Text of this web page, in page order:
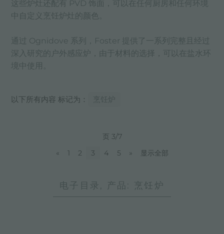
这些炉灶还配有 PVD 饰面，可以在任何厨房和任何环境
中自定义烹饪炉灶的颜色。
通过 Ognidove 系列，Foster 提供了一系列完整且经过
深入研究的户外感应炉，由于材料的选择，可以在盐水环
境中使用。
以下所有内容 标记为： 烹饪炉
页 3/7
«
1 2 3 4 5 » 显示全部
电子目录, 产品: 烹饪炉